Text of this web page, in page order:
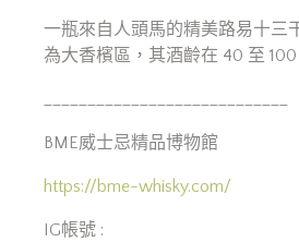
一瓶來自人頭馬的精美路易十三
為大香檳區，其酒齡在 40 至 100
BME威士忌精品博物館
https://bme-whisky.com/
IG帳號 :